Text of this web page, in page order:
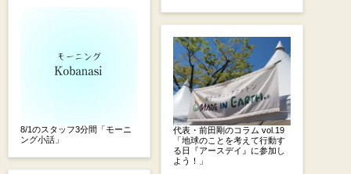
8/1のスタッフ3分間「モーニ
ング小話」
代表・前田剛のコラム vol.19
「地球のことを考えて行動す
る日『アースデイ』に参加し
よう！」